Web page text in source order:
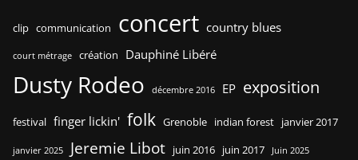
clip communication concert country blues
court métrage création Dauphiné Libéré
Dusty Rodeo décembre 2016 EP exposition
festival finger lickin' folk Grenoble indian forest janvier 2017
janvier 2025 Jeremie Libot juin 2016 juin 2017 Juin 2025